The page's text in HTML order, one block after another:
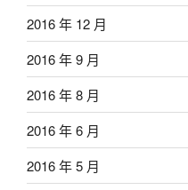
2016 年 12 月
2016 年 9 月
2016 年 8 月
2016 年 6 月
2016 年 5 月